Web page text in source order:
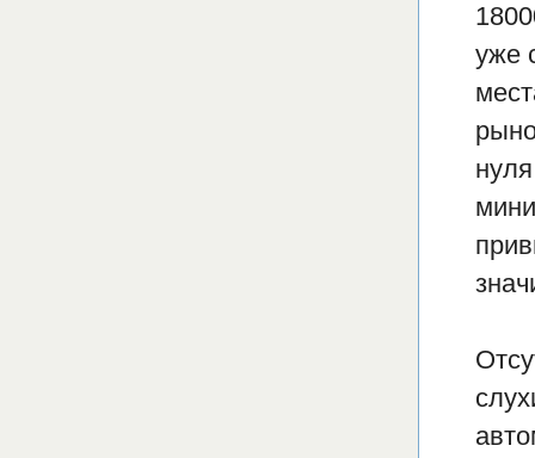
уже